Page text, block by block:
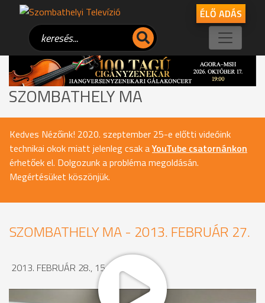
ÉLŐ ADÁS
SZOMBATHELY MA
Kedves Nézőink! 2020. szeptember 25-e előtti videóink
technikai okok miatt jelenleg csak aYouTube csatornánkon
érhetőek el. Dolgozunk a probléma megoldásán.
Megértésüket köszönjük.
SZOMBATHELY MA - 2013. FEBRUÁR 27.
2013. FEBRUÁR 28., 15:54